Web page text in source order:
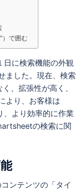
）で囲む
に検索機能の外観
ました。現在、検索
、拡張性が高く、
より、お客様は
より効率的に作業
の検索に関
ンテンツの「タイ